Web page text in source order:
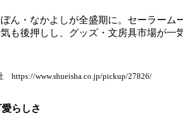
ん・なかよしが全盛期に。セーラーム
も後押しし、グッズ・文房具市場が一
https://www.shueisha.co.jp/pickup/27826/
らしさ